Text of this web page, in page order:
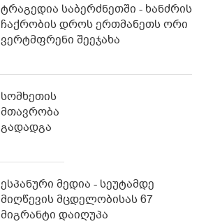
ტრაგედია საბერძნეთში - ხანძრის
ჩაქრობის დროს ერთმანეთს ორი
ვერტმფრენი შეეჯახა
სომხეთის
მთავრობა
გადადგა
ესპანური მედია - სეუტამდე
მიღწევის მცდელობისას 67
მიგრანტი დაიღუპა